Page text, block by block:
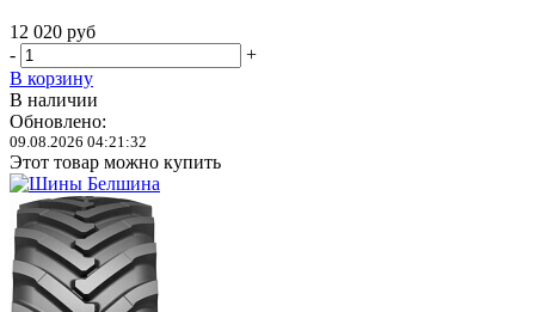
12 020 руб
-
+
В корзину
В наличии
Обновлено:
09.08.2026 04:21:32
Этот товар можно купить